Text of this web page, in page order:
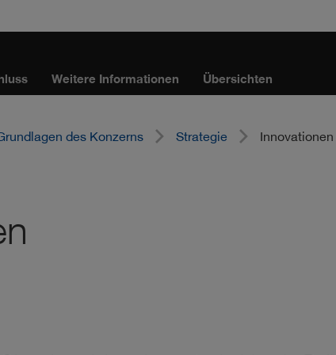
Weitere Informationen Übersichten
des Konzerns Strategie Innovationen